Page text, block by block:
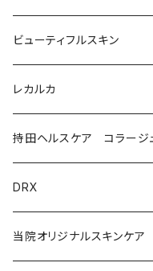
美容液（透明感ケア）
美容液（エイジングケア［ビ
美容液（日焼け止め）
美容液（スペシャルケア）
プログラムキット
クリーム
美容液
アイケア
日焼け止め
ユースフルリップ
洗顔
ビューティフルスキン
モイストケア
ウォッシュ
クリーム
バランスケア
ローション
クレンジング
美容液
レカルカ
洗顔
化粧水
持田ヘルスケア コラージ
ソープ（石鹸）
泡石鹸
DRX
AZAクリア
当院オリジナルスキンケ